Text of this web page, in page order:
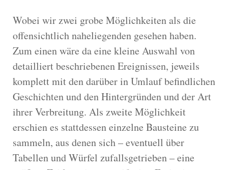
Wobei wir zwei grobe Möglichkeiten als die
offensichtlich naheliegenden gesehen haben.
Zum einen wäre da eine kleine Auswahl von
detailliert beschriebenen Ereignissen, jeweils
komplett mit den darüber in Umlauf befindlichen
Geschichten und den Hintergründen und der Art
ihrer Verbreitung. Als zweite Möglichkeit
erschien es stattdessen einzelne Bausteine zu
sammeln, aus denen sich – eventuell über
Tabellen und Würfel zufallsgetrieben – eine